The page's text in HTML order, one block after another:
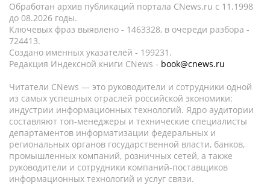
Обработан архив публикаций портала CNews.ru c 11.1998
до 08.2026 годы.
Ключевых фраз выявлено - 1463328, в очереди разбора -
724413.
Создано именных указателей - 199231.
Редакция Индексной книги CNews - book@cnews.ru
Читатели CNews — это руководители и сотрудники одной
из самых успешных отраслей российской экономики:
индустрии информационных технологий. Ядро аудитории
составляют топ-менеджеры и технические специалисты
департаментов информатизации федеральных и
региональных органов государственной власти, банков,
промышленных компаний, розничных сетей, а также
руководители и сотрудники компаний-поставщиков
информационных технологий и услуг связи.